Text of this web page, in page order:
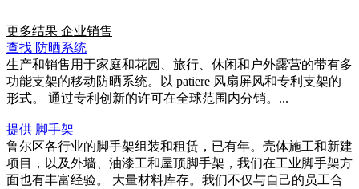
更多结果 企业销售
查找 防晒系统
生产和销售用于家庭和花园、旅行、休闲和户外露营的带有多
功能支架的移动防晒系统。以 patiere 风扇屏风和专利支架的
形式。 通过专利创新的许可在全球范围内分销。...
提供 脚手架
鲁尔区各行业的脚手架组装和租赁，已有年。壳体施工和新建
项目，以及外墙、油漆工和屋顶脚手架，我们在工业脚手架方
面也有丰富经验。 大量材料库存。我们不仅与自己的员工合